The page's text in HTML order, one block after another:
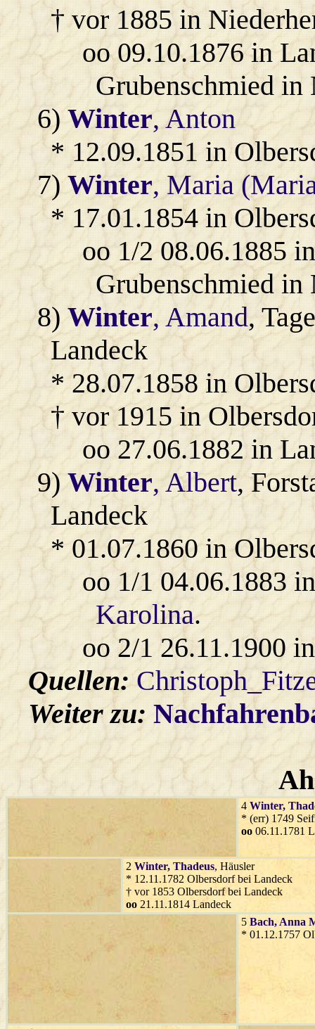
† vor 1885 in
oo 09.10.1876 in
Grubenschmied in
6)Winter, Anton
* 12.09.1851 in
7)Winter, Maria
* 17.01.1854 in
oo 1/2 08.06.1885
Grubenschmied in
8)Winter, Amand,
Landeck
* 28.07.1858 in
† vor 1915 in
oo 27.06.1882 in
9)Winter, Albert,
Landeck
* 01.07.1860 in
oo 1/1 04.06.1883
Karolina.
oo 2/1 26.11.1900
Quellen:
Weiter zu:
4 Winter,
* (err) 1749
oo 06.11.1781
2 Winter, Thadeus, Häusler
* 12.11.1782 Olbersdorf bei Landeck
† vor 1853 Olbersdorf bei Landeck
oo 21.11.1814 Landeck
5 Bach, Anna
* 01.12.1757